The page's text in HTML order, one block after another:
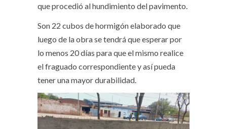
que procedió al hundimiento del pavimento.
Son 22 cubos de hormigón elaborado que
luego de la obra se tendrá que esperar por
lo menos 20 días para que el mismo realice
el fraguado correspondiente y así pueda
tener una mayor durabilidad.